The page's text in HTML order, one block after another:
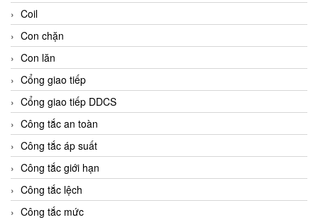
Coil
Con chặn
Con lăn
Cổng giao tiếp
Cổng giao tiếp DDCS
Công tắc an toàn
Công tắc áp suất
Công tắc giới hạn
Công tắc lệch
Công tắc mức